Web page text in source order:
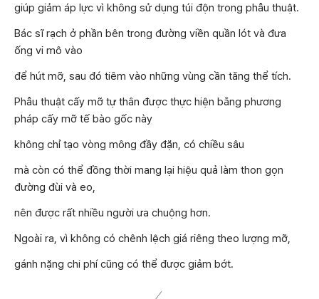
giúp giảm áp lực vì không sử dụng túi độn trong phẫu thuật.
Bác sĩ rạch ở phần bên trong đường viền quần lót và đưa
ống vi mô vào
để hút mỡ, sau đó tiêm vào những vùng cần tăng thể tích.
Phẫu thuật cấy mỡ tự thân được thực hiện bằng phương
pháp cấy mỡ tế bào gốc này
không chỉ tạo vòng mông đầy đặn, có chiều sâu
mà còn có thể đồng thời mang lại hiệu quả làm thon gọn
đường đùi và eo,
nên được rất nhiều người ưa chuộng hơn.
Ngoài ra, vì không có chênh lệch giá riêng theo lượng mỡ,
gánh nặng chi phí cũng có thể được giảm bớt.